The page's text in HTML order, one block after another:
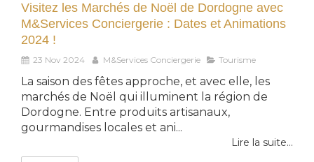
Visitez les Marchés de Noël de Dordogne avec
M&Services Conciergerie : Dates et Animations
2024 !
23 Nov 2024 M&Services Conciergerie Tourisme
La saison des fêtes approche, et avec elle, les
marchés de Noël qui illuminent la région de
Dordogne. Entre produits artisanaux,
gourmandises locales et ani...
Lire la suite...